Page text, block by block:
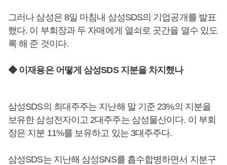
그러나 삼성은 8일 마침내 삼성SDS의 기업공개를 발표
했다. 이 부회장과 두 자매에게 열쇠로 곳간을 열수 있도
록 해 준 것이다.
◆ 이재용은 어떻게 삼성SDS 지분을 차지했나
삼성SDS의 최대주주는 지난해 말 기준 23%의 지분을
보유한 삼성전자이고 2대주주는 삼성물산이다. 이 부회
장은 지분 11%를 보유하고 있는 3대주주다.
삼성SDS는 지난해 삼성SNS를 흡수합병하면서 지분구